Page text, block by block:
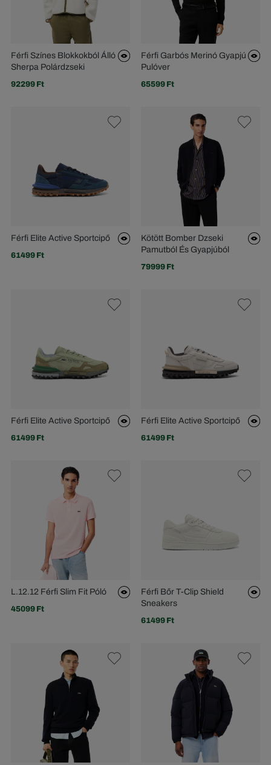
Férfi Színes Blokkokból Álló
Sherpa Polárdzseki
92299 Ft
Férfi Garbós Merinó Gyapjú
Pulóver
65599 Ft
Férfi Elite Active Sportcipő
61499 Ft
Kötött Bomber Dzseki
Pamutból És Gyapjúból
79999 Ft
Férfi Elite Active Sportcipő
61499 Ft
Férfi Elite Active Sportcipő
61499 Ft
L.12.12 Férfi Slim Fit Póló
45099 Ft
Férfi Bőr T-Clip Shield
Sneakers
61499 Ft